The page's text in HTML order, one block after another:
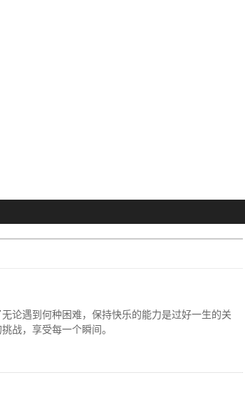
论遇到何种困难，保持快乐的能力是过好一生的关
战，享受每一个瞬间。